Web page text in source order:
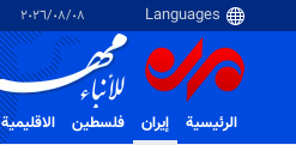
٠٨‏/٠٨‏/٢٠٢٦
الرئيسية
إيران
فلسطین الاقلیمیة